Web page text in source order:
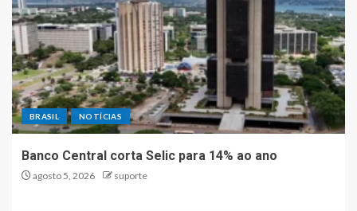
BRASIL NOTÍCIAS
Banco Central corta Selic para 14% ao ano
agosto 5, 2026 suporte